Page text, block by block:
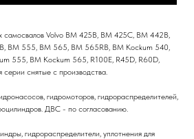
самосвалов Volvo BM 425B, BM 425C, BM 442B,
BM 555, BM 565, BM 565RB, BM Kockum 540,
555, BM Kockum 565, R100E, R45D, R60D,
серии снятые с производства.
гидромоторов, гидрораспределителей,
ДВС - по согласованию.
гидрораспределители, уплотнения для